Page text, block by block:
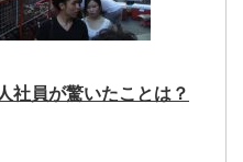
社員が驚いたことは？